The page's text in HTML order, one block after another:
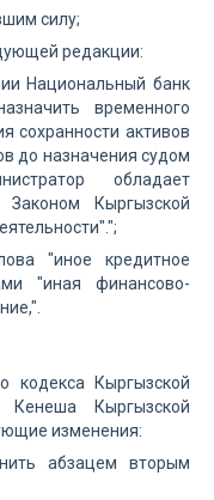
силу;
редакции:
Национальный банк
временного
сохранности активов
до назначения судом
обладает
Законом Кыргызской
"иное кредитное
"иная финансово-
кодекса Кыргызской
Кенеша Кыргызской
изменения:
абзацем вторым